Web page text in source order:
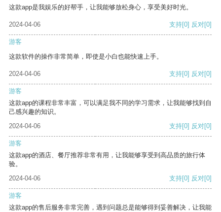
这款app是我娱乐的好帮手，让我能够放松身心，享受美好时光。
2024-04-06 支持[0] 反对[0]
游客
这款软件的操作非常简单，即使是小白也能快速上手。
2024-04-06 支持[0] 反对[0]
游客
这款app的课程非常丰富，可以满足我不同的学习需求，让我能够找到自
己感兴趣的知识。
2024-04-06
支持[0] 反对[0]
游客
这款app的酒店、餐厅推荐非常有用，让我能够享受到高品质的旅行体
验。
2024-04-06
支持[0] 反对[0]
游客
这款app的售后服务非常完善，遇到问题总是能够得到妥善解决，让我能